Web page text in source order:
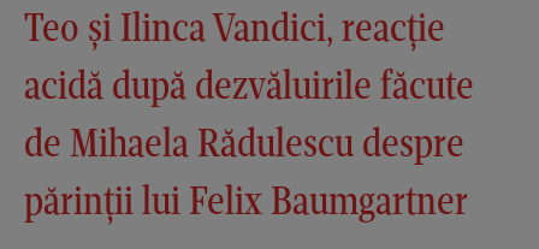
Teo și Ilinca Vandici, reacție
acidă după dezvăluirile făcute
de Mihaela Rădulescu despre
părinții lui Felix Baumgartner